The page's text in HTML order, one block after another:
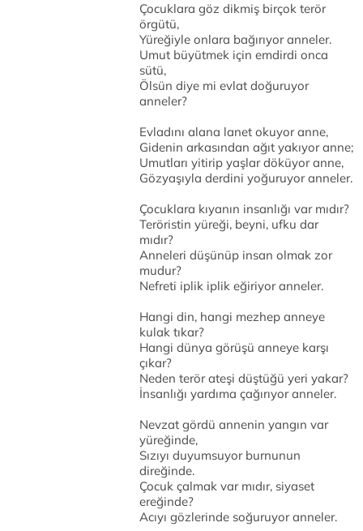
Çocuklara göz dikmiş birçok terör
örgütü,
Yüreğiyle onlara bağırıyor anneler.
Umut büyütmek için emdirdi onca
sütü,
Ölsün diye mi evlat doğuruyor
anneler?
Evladını alana lanet okuyor anne,
Gidenin arkasından ağıt yakıyor anne;
Umutları yitirip yaşlar döküyor anne,
Gözyaşıyla derdini yoğuruyor anneler.
Çocuklara kıyanın insanlığı var mıdır?
Teröristin yüreği, beyni, ufku dar
mıdır?
Anneleri düşünüp insan olmak zor
mudur?
Nefreti iplik iplik eğiriyor anneler.
Hangi din, hangi mezhep anneye
kulak tıkar?
Hangi dünya görüşü anneye karşı
çıkar?
Neden terör ateşi düştüğü yeri yakar?
İnsanlığı yardıma çağırıyor anneler.
Nevzat gördü annenin yangın var
yüreğinde,
Sızıyı duyumsuyor burnunun
direğinde.
Çocuk çalmak var mıdır, siyaset
ereğinde?
Acıyı gözlerinde soğuruyor anneler.